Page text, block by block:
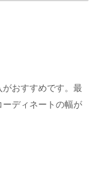
おすすめです。最
ディネートの幅が